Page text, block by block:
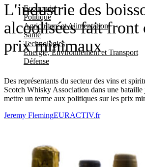
Economie
Politique
Agriculture et Alimentation
Santé
Technologies
Energie, Environnement et Transport
Défense
L'industrie des
alcoolisées fait front
prix minimaux
Des représentants du secteur des vins et
Scotch Whisky Association dans une
mettre un terme aux politiques sur les prix
Jeremy FlemingEURACTIV.fr